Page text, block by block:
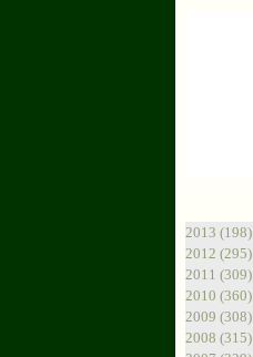
2013 (198)
2012 (295)
2011 (309)
2010 (360)
2009 (308)
2008 (315)